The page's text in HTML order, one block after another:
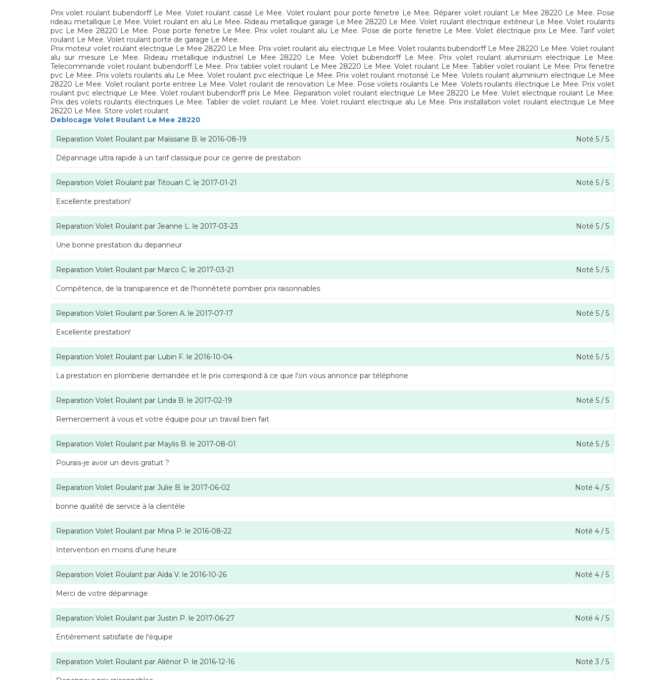
Prix volet roulant bubendorff Le Mee. Volet roulant cassé Le Mee. Volet roulant pour porte fenetre Le Mee. Réparer volet roulant Le Mee 28220 Le Mee. Pose
rideau metallique Le Mee. Volet roulant en alu Le Mee. Rideau metallique garage Le Mee 28220 Le Mee. Volet roulant électrique extérieur Le Mee. Volet roulants
pvc Le Mee 28220 Le Mee. Pose porte fenetre Le Mee. Prix volet roulant alu Le Mee. Pose de porte fenetre Le Mee. Volet électrique prix Le Mee. Tarif volet
roulant Le Mee. Volet roulant porte de garage Le Mee.
Prix moteur volet roulant electrique Le Mee 28220 Le Mee. Prix volet roulant alu electrique Le Mee. Volet roulants bubendorff Le Mee 28220 Le Mee. Volet roulant
alu sur mesure Le Mee. Rideau metallique industriel Le Mee 28220 Le Mee. Volet bubendorff Le Mee. Prix volet roulant aluminium electrique Le Mee.
Telecommande volet roulant bubendorff Le Mee. Prix tablier volet roulant Le Mee 28220 Le Mee. Volet roulant Le Mee. Tablier volet roulant Le Mee. Prix fenetre
pvc Le Mee. Prix volets roulants alu Le Mee. Volet roulant pvc electrique Le Mee. Prix volet roulant motorisé Le Mee. Volets roulant aluminium electrique Le Mee
28220 Le Mee. Volet roulant porte entree Le Mee. Volet roulant de renovation Le Mee. Pose volets roulants Le Mee. Volets roulants électrique Le Mee. Prix volet
roulant pvc electrique Le Mee. Volet roulant bubendorff prix Le Mee. Reparation volet roulant electrique Le Mee 28220 Le Mee. Volet electrique roulant Le Mee.
Prix des volets roulants électriques Le Mee. Tablier de volet roulant Le Mee. Volet roulant electrique alu Le Mee. Prix installation volet roulant electrique Le Mee
28220 Le Mee. Store volet roulant
Deblocage Volet Roulant Le Mee 28220
Reparation Volet Roulant par Maïssane B. le 2016-08-19 Noté 5 / 5
Dépannage ultra rapide à un tarif classique pour ce genre de prestation
Reparation Volet Roulant par Titouan C. le 2017-01-21 Noté 5 / 5
Excellente prestation!
Reparation Volet Roulant par Jeanne L. le 2017-03-23 Noté 5 / 5
Une bonne prestation du depanneur
Reparation Volet Roulant par Marco C. le 2017-03-21 Noté 5 / 5
Compétence, de la transparence et de l'honnêteté pombier prix raisonnables
Reparation Volet Roulant par Soren A. le 2017-07-17 Noté 5 / 5
Excellente prestation!
Reparation Volet Roulant par Lubin F. le 2016-10-04 Noté 5 / 5
La prestation en plomberie demandée et le prix correspond à ce que l'on vous annonce par téléphone
Reparation Volet Roulant par Linda B. le 2017-02-19 Noté 5 / 5
Remerciement à vous et votre équipe pour un travail bien fait
Reparation Volet Roulant par Maylis B. le 2017-08-01 Noté 5 / 5
Pourais-je avoir un devis gratuit ?
Reparation Volet Roulant par Julie B. le 2017-06-02 Noté 4 / 5
bonne qualité de service à la clientèle
Reparation Volet Roulant par Mina P. le 2016-08-22 Noté 4 / 5
Intervention en moins d'une heure
Reparation Volet Roulant par Aïda V. le 2016-10-26 Noté 4 / 5
Merci de votre dépannage
Reparation Volet Roulant par Justin P. le 2017-06-27 Noté 4 / 5
Entièrement satisfaite de l'équipe
Reparation Volet Roulant par Aliénor P. le 2016-12-16 Noté 3 / 5